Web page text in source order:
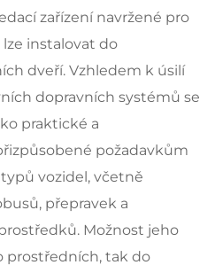
zařízení navržené pro
instalovat do
dveří. Vzhledem k úsilí
dopravních systémů se
praktické a
požadavkům
vozidel, včetně
přepravek a
Možnost jeho
prostředních, tak do